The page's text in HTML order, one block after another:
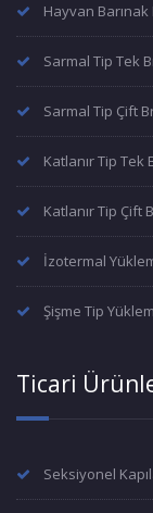
Hayvan Barınak
Sarmal Tip Tek
Sarmal Tip Çift
Katlanır Tip Tek
Katlanır Tip Çift
İzotermal
Şişme Tip
Ticari
Seksiyonel